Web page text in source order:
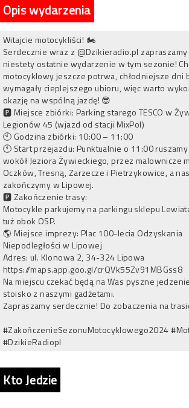
Opis wydarzenia
Witajcie motocykliści! 🏍️
Serdecznie wraz z @Dzikieradio.pl
niestety ostatnie wydarzenie w tym sezonie!
motocyklowy jeszcze potrwa, chłodniejsze dni
wymagały cieplejszego ubioru, więc warto
okazję na wspólną jazdę! 😎
🅿️ Miejsce zbiórki: Parking starego TESCO w
Legionów 45 (wjazd od stacji MixPol)
🕙 Godzina zbiórki: 10:00 – 11:00
🕚 Start przejazdu: Punktualnie o 11:00
wokół Jeziora Żywieckiego, przez malownicze
Oczków, Tresną, Zarzecze i Pietrzykowice, a
zakończymy w Lipowej.
🅿️ Zakończenie trasy:
Motocykle parkujemy na parkingu sklepu
tuż obok OSP.
🌎 Miejsce imprezy: Plac 100-lecia Odzyskania
Niepodległości w Lipowej
Adres: ul. Klonowa 2, 34-324 Lipowa
https://maps.app.goo.gl/crQVk55Zv91MBGss8
Na miejscu czekać będą na Was pyszne
stoisko z naszymi gadżetami.
Zapraszamy serdecznie! Do zobaczenia na
#ZakończenieSezonuMotocyklowego2024
#DzikieRadiopl
Kto Jedzie